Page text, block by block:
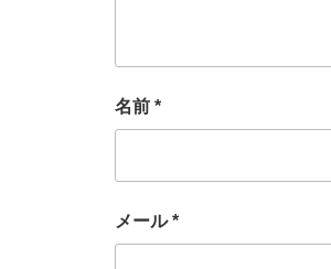
名前 *
メール*